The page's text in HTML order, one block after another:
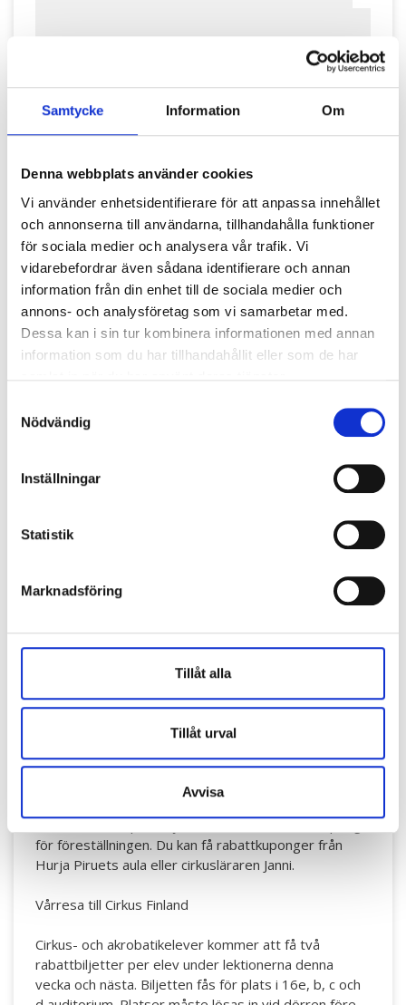
Samtycke Information Om
Denna webbplats använder cookies
Vi använder enhetsidentifierare för att anpassa innehållet
och annonserna till användarna, tillhandahålla funktioner
för sociala medier och analysera vår trafik. Vi
vidarebefordrar även sådana identifierare och annan
information från din enhet till de sociala medier och
annons- och analysföretag som vi samarbetar med.
Dessa kan i sin tur kombinera informationen med annan
information som du har tillhandahållit eller som de har
Nödvändig
Inställningar
Statistik
Marknadsföring
Tillåt alla
Tillåt urval
Avvisa
Grattis alla grupper och dansare.
HP:s cirkuselever och Cirkus
Finlandias vårsamarbete
Hej Hurja Piruettis cirkuselever! Om du genomför en
allmän läroplan för cirkuskonst, det vill säga går
akrobatik- eller cirkuslektioner, åk på en cirkusresa till
Cirkuseleverna på Hurja Piruetti får en rabattkupong
för föreställningen. Du kan få rabattkuponger från
Hurja Piruets aula eller cirkusläraren Janni.
Vårresa till Cirkus Finland
Cirkus- och akrobatikelever kommer att få två
rabattbiljetter per elev under lektionerna denna
vecka och nästa. Biljetten fås för plats i 16e, b, c och